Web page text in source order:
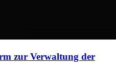
zur Verwaltung der